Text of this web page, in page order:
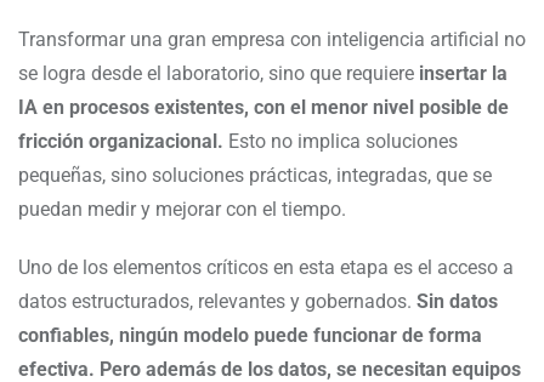
Transformar una gran empresa con inteligencia artificial no
se logra desde el laboratorio, sino que requiere insertar la
IA en procesos existentes, con el menor nivel posible de
fricción organizacional. Esto no implica soluciones
pequeñas, sino soluciones prácticas, integradas, que se
puedan medir y mejorar con el tiempo.
Uno de los elementos críticos en esta etapa es el acceso a
datos estructurados, relevantes y gobernados. Sin datos
confiables, ningún modelo puede funcionar de forma
efectiva. Pero además de los datos, se necesitan equipos